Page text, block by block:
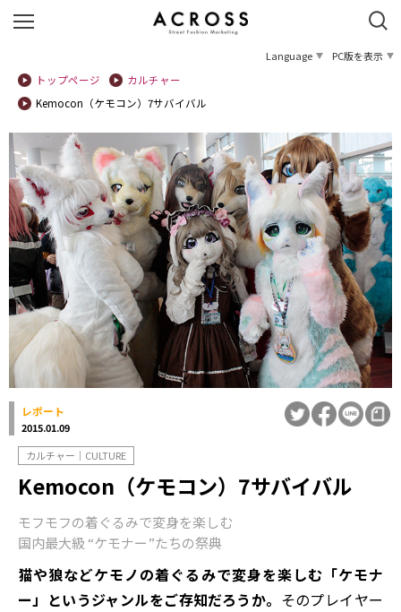
Language
PC版を表示
トップページ
カルチャー
Kemocon（ケモコン）7サバイバル
レポート
2015.01.09
カルチャー｜CULTURE
Kemocon（ケモコン）7サバイバル
モフモフの着ぐるみで変身を楽しむ
国内最大級 “ケモナー”たちの祭典
猫や狼などケモノの着ぐるみで変身を楽しむ「ケモナ
ー」というジャンルをご存知だろうか。 そのプレイヤー